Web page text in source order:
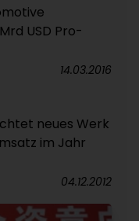
USD Pro-
14.03.2016
neues Werk
im Jahr
04.12.2012